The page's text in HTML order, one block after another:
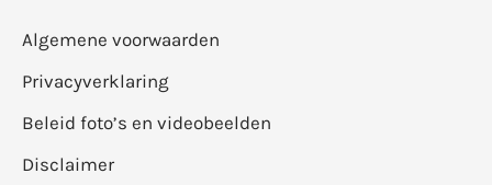
Algemene voorwaarden
Privacyverklaring
Beleid foto’s en videobeelden
Disclaimer